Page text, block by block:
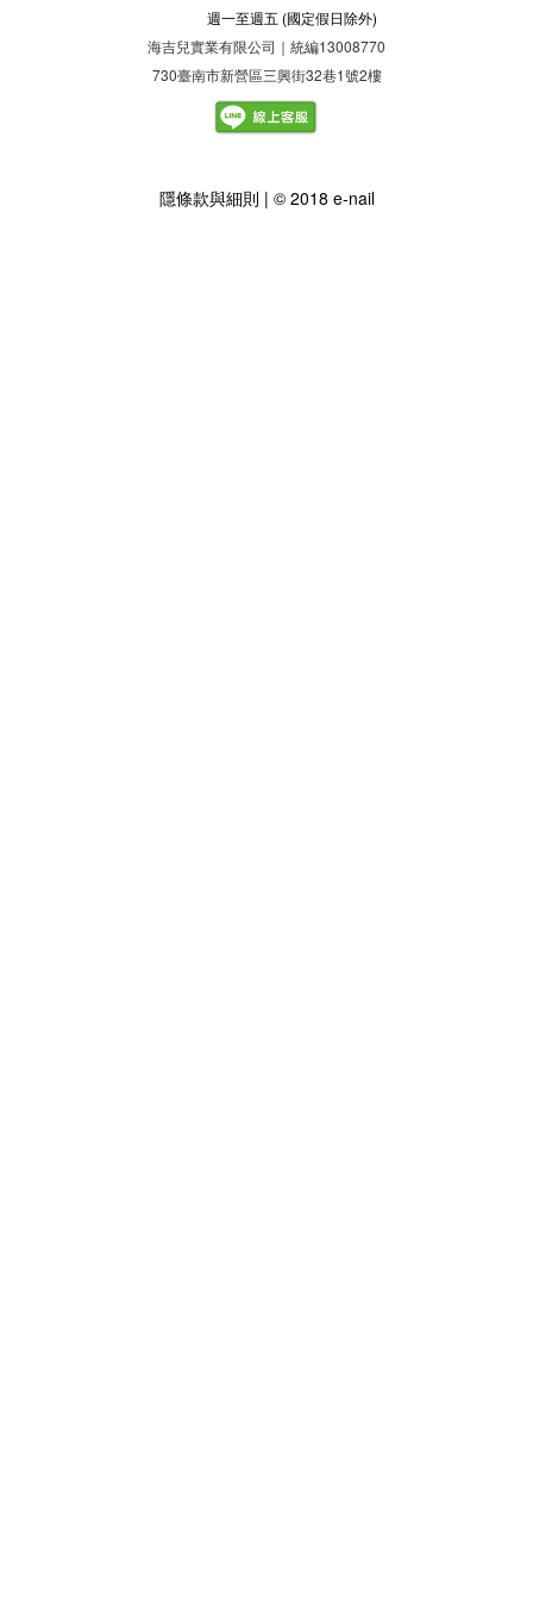
週一至週五 (國定假日除外)
海吉兒實業有限公司｜統編13008770
730臺南市新營區三興街32巷1號2樓
隱條款與細則 | © 2018 e-nail